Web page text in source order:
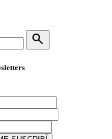
search